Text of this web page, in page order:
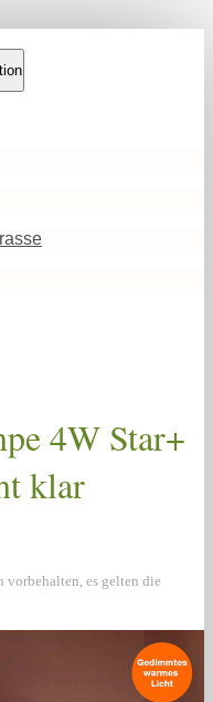
4W Star+
klar
vorbehalten, es gelten die